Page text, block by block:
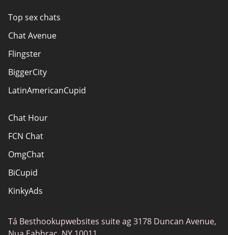
Top sex chats
Chat Avenue
Flingster
BiggerCity
LatinAmericanCupid
Chat Hour
FCN Chat
OmgChat
BiCupid
KinkyAds
Together2Night
Tá Besthookupwebsites suite ag 3178 Duncan Avenue,